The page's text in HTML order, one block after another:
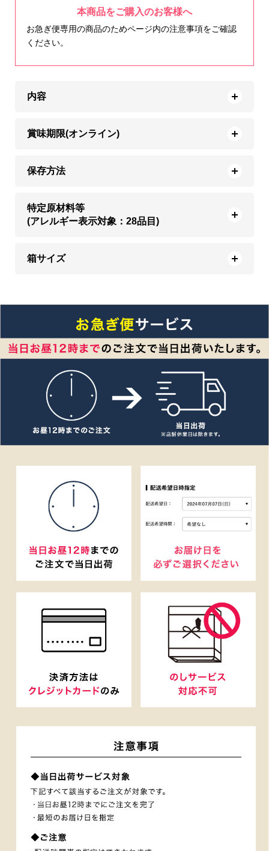
本商品をご購入のお客様へ
お急ぎ便専用の商品のためページ内の注意事項をご確認
ください。
内容
賞味期限(オンライン)
保存方法
特定原材料等
(アレルギー表示対象：28品目)
箱サイズ